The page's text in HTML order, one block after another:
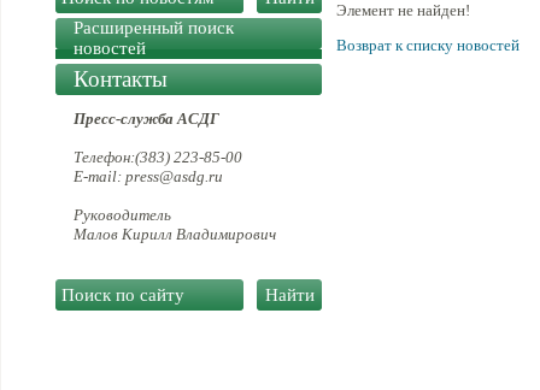
Расширенный поиск
новостей
Контакты
Пресс-служба АСДГ
Телефон:(383) 223-85-00
E-mail: press@asdg.ru
Руководитель
Малов Кирилл Владимирович
Элемент не найден!
Возврат к списку новостей